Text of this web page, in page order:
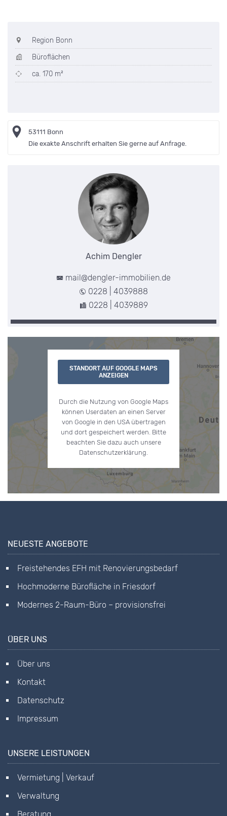
Region Bonn
Büroflächen
ca. 170 m²
53111 Bonn
Die exakte Anschrift erhalten Sie gerne auf Anfrage.
Achim Dengler
mail@dengler-immobilien.de
0228 | 4039888
0228 | 4039889
STANDORT AUF GOOGLE MAPS
ANZEIGEN
Durch die Nutzung von Google Maps
können Userdaten an einen Server
von Google in den USA übertragen
und dort gespeichert werden. Bitte
beachten Sie dazu auch unsere
Datenschutzerklärung.
NEUESTE ANGEBOTE
Freistehendes EFH mit Renovierungsbedarf
Hochmoderne Bürofläche in Friesdorf
Modernes 2-Raum-Büro – provisionsfrei
ÜBER UNS
Über uns
Kontakt
Datenschutz
Impressum
UNSERE LEISTUNGEN
Vermietung | Verkauf
Verwaltung